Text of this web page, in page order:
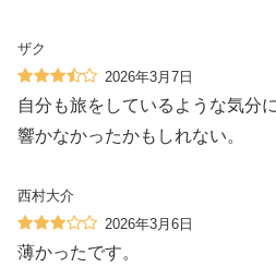
ザク
2026年3月7日
自分も旅をしているような気分
響かなかったかもしれない。
西村大介
2026年3月6日
薄かったです。